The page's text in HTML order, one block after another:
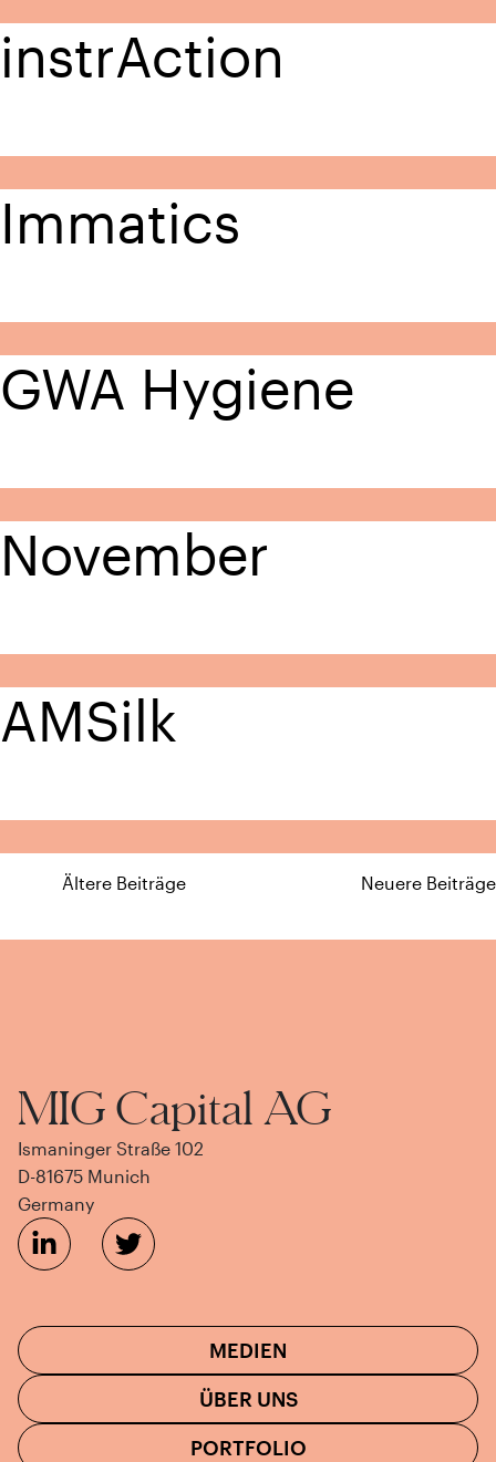
instrAction
Immatics
GWA Hygiene
November
AMSilk
Ältere Beiträge Neuere Beiträge
MIG Capital AG
Ismaninger Straße 102
D-81675 Munich
Germany
MEDIEN
ÜBER UNS
PORTFOLIO